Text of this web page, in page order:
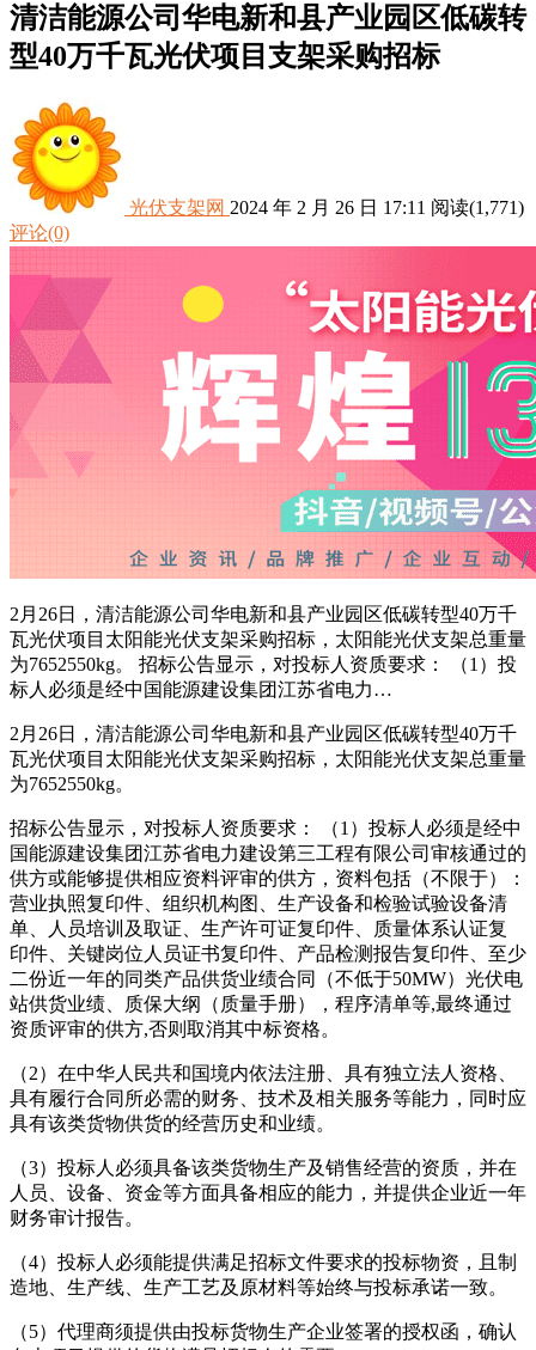
清洁能源公司华电新和县产业园区低碳转
型40万千瓦光伏项目支架采购招标
光伏支架网 2024 年 2 月 26 日 17:11 阅读(1,771)
评论(0)
2月26日，清洁能源公司华电新和县产业园区低碳转型40万千
瓦光伏项目太阳能光伏支架采购招标，太阳能光伏支架总重量
为7652550kg。 招标公告显示，对投标人资质要求： （1）投
标人必须是经中国能源建设集团江苏省电力…
2月26日，清洁能源公司华电新和县产业园区低碳转型40万千
瓦光伏项目太阳能光伏支架采购招标，太阳能光伏支架总重量
为7652550kg。
招标公告显示，对投标人资质要求： （1）投标人必须是经中
国能源建设集团江苏省电力建设第三工程有限公司审核通过的
供方或能够提供相应资料评审的供方，资料包括（不限于）：
营业执照复印件、组织机构图、生产设备和检验试验设备清
单、人员培训及取证、生产许可证复印件、质量体系认证复
印件、关键岗位人员证书复印件、产品检测报告复印件、至少
二份近一年的同类产品供货业绩合同（不低于50MW）光伏电
站供货业绩、质保大纲（质量手册），程序清单等,最终通过
资质评审的供方,否则取消其中标资格。
（2）在中华人民共和国境内依法注册、具有独立法人资格、
具有履行合同所必需的财务、技术及相关服务等能力，同时应
具有该类货物供货的经营历史和业绩。
（3）投标人必须具备该类货物生产及销售经营的资质，并在
人员、设备、资金等方面具备相应的能力，并提供企业近一年
财务审计报告。
（4）投标人必须能提供满足招标文件要求的投标物资，且制
造地、生产线、生产工艺及原材料等始终与投标承诺一致。
（5）代理商须提供由投标货物生产企业签署的授权函，确认